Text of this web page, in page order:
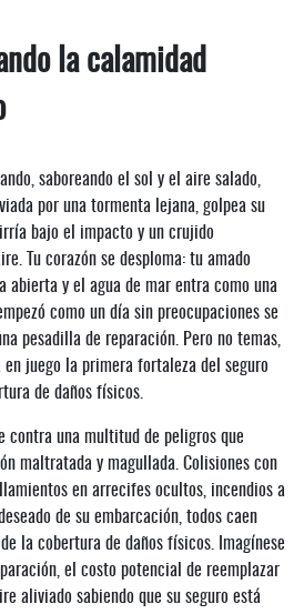
la calamidad
saboreando el sol y el aire salado,
por una tormenta lejana, golpea su
bajo el impacto y un crujido
Tu corazón se desploma: tu amado
abierta y el agua de mar entra como una
como un día sin preocupaciones se
pesadilla de reparación. Pero no temas,
en juego la primera fortaleza del seguro
de daños físicos.
contra una multitud de peligros que
maltratada y magullada. Colisiones con
en arrecifes ocultos, incendios a
de su embarcación, todos caen
la cobertura de daños físicos. Imagínese
el costo potencial de reemplazar
aliviado sabiendo que su seguro está